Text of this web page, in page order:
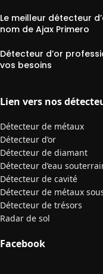
Le meilleur détecteur
nom de Ajax Primero
Détecteur d’or
vos besoins
Lien vers nos
Détecteur de métaux
Détecteur d’or
Détecteur de diamant
Détecteur d’eau
Détecteur de cavité
Détecteur de métaux
Détecteur de trésors
Radar de sol
Facebook